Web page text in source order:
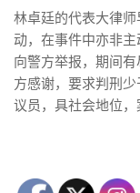
林卓廷的代表大律
动，在事件中亦非主
向警方举报，期间
方感谢，要求判刑
议员，具社会地位，